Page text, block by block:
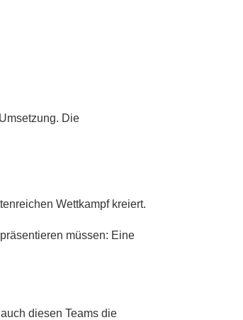
Die
Wettkampf kreiert.
müssen: Eine
diesen Teams die